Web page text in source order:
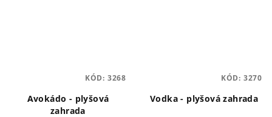
Avokádo - plyšová
zahrada
KÓD: 3268
Vodka - plyšová zahrada
KÓD: 3270